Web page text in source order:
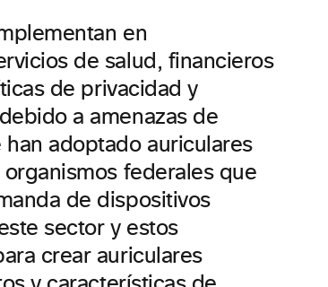
en
de salud, financieros
de privacidad y
a amenazas de
adoptado auriculares
federales que
de dispositivos
sector y estos
crear auriculares